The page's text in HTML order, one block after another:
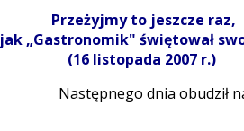
Przeżyjmy to jeszcze raz,
„Gastronomik" świętował
(16 listopada 2007 r.)
Następnego dnia obudził